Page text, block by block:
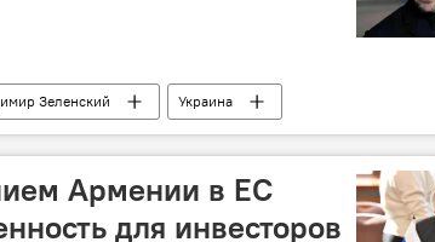
Зеленский
Украина
Армении в ЕС
для инвесторов